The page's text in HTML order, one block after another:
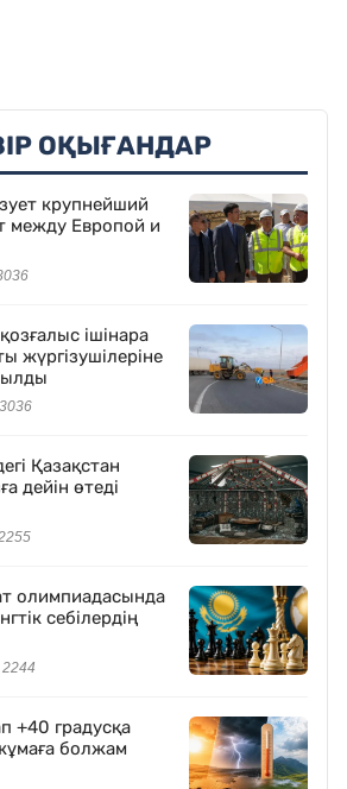
ОҚЫҒАНДАР
крупнейший
между Европой и
ішінара
жүргізушілеріне
3036
Қазақстан
дейін өтеді
олимпиадасында
себілердің
2244
+40 градусқа
болжам